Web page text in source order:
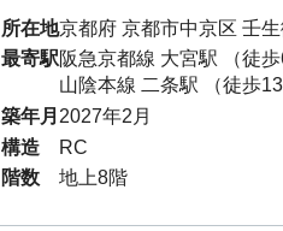
所在地京都府 京都市中京区 壬
最寄駅阪急京都線 大宮駅 （徒歩
山陰本線 二条駅 （徒歩13
築年月 2027年2月
構造
RC
階数
地上8階